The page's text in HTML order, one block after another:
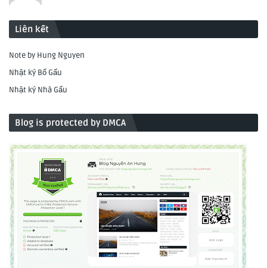
Liên kết
Note by Hung Nguyen
Nhật ký Bố Gấu
Nhật ký Nhà Gấu
Blog is protected by DMCA